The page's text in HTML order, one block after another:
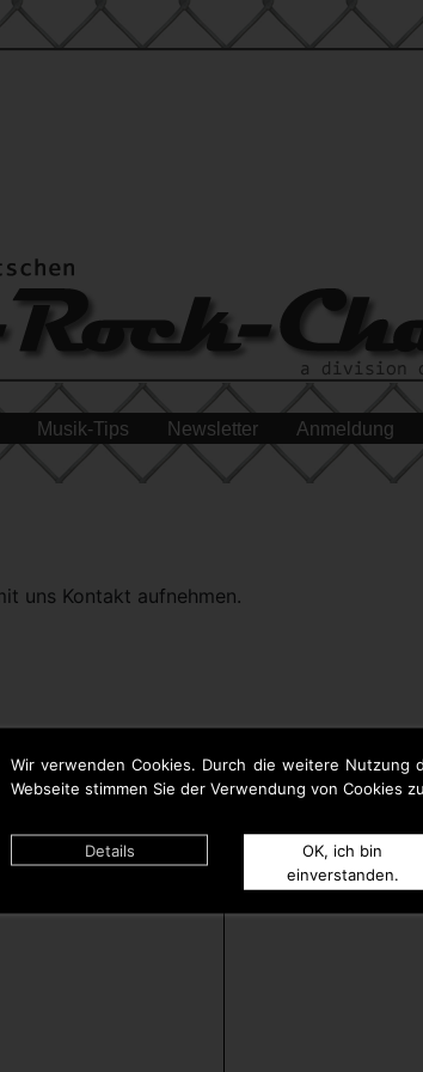
Wir verwenden Cookies. Durch die weitere Nutzung
Webseite stimmen Sie der Verwendung von Cookies zu.
Details
OK, ich bin
einverstanden.
Musik-Tips Newsletter Anmeldung
uns Kontakt aufnehmen.